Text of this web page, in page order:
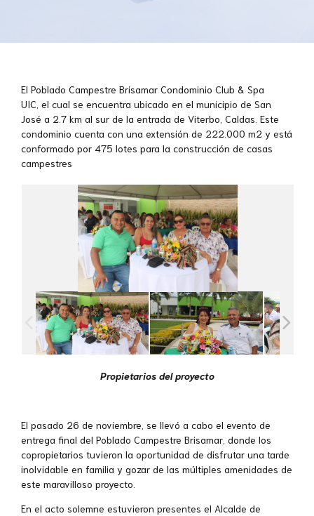
El Poblado Campestre Brisamar Condominio Club & Spa
UIC el cual se encuentra ubicado en el municipio de San
José a 2.7 km al sur de la entrada de Viterbo, Caldas. Este
condominio cuenta con una extensión de 222.000 m2 y está
conformado por 475 lotes para la construcción de casas
campestres
Propietarios del proyecto
El pasado 26 de noviembre, se llevó a cabo el evento de
entrega final del Poblado Campestre Brisamar, donde los
copropietarios tuvieron la oportunidad de disfrutar una tarde
inolvidable en familia y gozar de las múltiples amenidades de
este maravilloso proyecto.
En el acto solemne estuvieron presentes el Alcalde de